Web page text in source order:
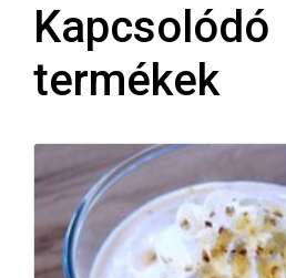
Kapcsolódó
termékek